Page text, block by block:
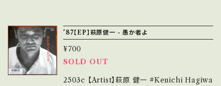
ます。 *中古という事をご理解して頂ける方のご
購入をお願い致します。 Please purchase it i
f you understand that it is second hand.
*詳しくは ■■■状態・説明 / 発送について■
一の代表ドラマ『傷だらけの天使』OST 文句な
しタイトル曲含むぶっちぎりグルーヴ！ 作曲：大
野克夫、井上堯之 参考視聴: https://youtu.b
e/EA-imJVtCZ4 【Condition】 Jacket/Re
'87【EP】萩原健一 - 愚か者よ
¥700
SOLD OUT
2503c 【Artist】萩原 健一 #Kenichi Hagiwa